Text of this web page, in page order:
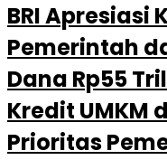
BRI Apresiasi
Pemerintah
Dana Rp55
Kredit UMKM
Prioritas